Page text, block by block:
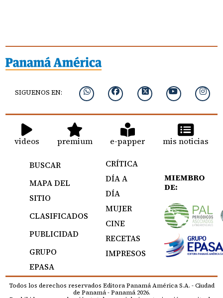
SIGUENOS EN:
videos premium e-papper mis noticias
BUSCAR
MAPA DEL
SITIO
CLASIFICADOS
PUBLICIDAD
GRUPO
EPASA
CRÍTICA
DÍA A
DÍA
MUJER
CINE
RECETAS
IMPRESOS
MIEMBRO
DE:
Todos los derechos reservados Editora Panamá América S.A. - Ciudad
de Panamá - Panamá 2026.